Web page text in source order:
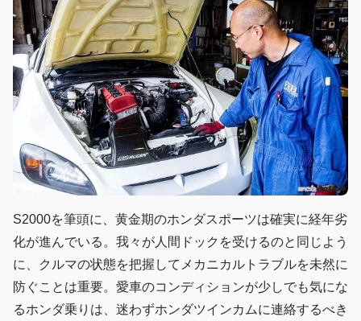
S2000を筆頭に、黄金期のホンダスポーツは確実に経年劣
化が進んでいる。我々が人間ドックを受けるのと同じよう
に、クルマの状態を把握してメカニカルトラブルを未然に
防ぐことは重要。愛車のコンディションが少しでも気にな
るホンダ乗りは、迷わずホンダツインカムに連絡するべき